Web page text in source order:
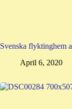
Svenska flyktinghem
April 6, 2020